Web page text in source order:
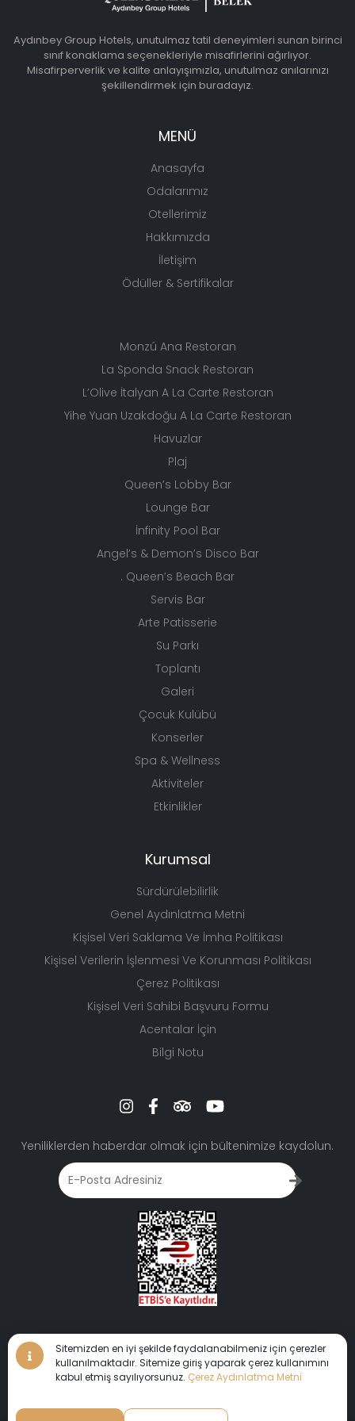
Sitemizden en iyi şekilde faydalanabilmeniz için çerezler
kullanılmaktadır. Sitemize giriş yaparak çerez kullanımını
kabul etmiş sayılıyorsunuz. Çerez Aydınlatma Metni
Aydınbey Group Hotels, unutulmaz tatil deneyimleri sunan birinci
sınıf konaklama seçenekleriyle misafirlerini ağırlıyor.
MENÜ
Anasayfa
Odalarımız
Otellerimiz
Hakkımızda
Monzú Ana Restoran
La Sponda Snack Restoran
L’Olive İtalyan A La Carte Restoran
Yihe Yuan Uzakdoğu A La Carte Restoran
Havuzlar
Queen’s Lobby Bar
İnfinity Pool Bar
Angel’s & Demon’s Disco Bar
. Queen’s Beach Bar
Servis Bar
Arte Patisserie
Su Parkı
Toplantı
Galeri
Çocuk Kulübü
Konserler
Spa & Wellness
Kurumsal
Sürdürülebilirlik
Genel Aydınlatma Metni
Kişisel Veri Saklama Ve İmha Politikası
Kişisel Verilerin İşlenmesi Ve Korunması Politikası
Çerez Politikası
Kişisel Veri Sahibi Başvuru Formu
Yeniliklerden haberdar olmak için bültenimize kaydolun.